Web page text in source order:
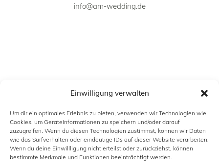
Einwilligung verwalten
Um dir ein optimales Erlebnis zu bieten, verwenden wir Technologien wie
Cookies, um Geräteinformationen zu speichern und/oder darauf
zuzugreifen. Wenn du diesen Technologien zustimmst, können wir Daten
wie das Surfverhalten oder eindeutige IDs auf dieser Website verarbeiten.
Wenn du deine Einwillligung nicht erteilst oder zurückziehst, können
bestimmte Merkmale und Funktionen beeinträchtigt werden.
info@am-wedding.de
INFORMATION